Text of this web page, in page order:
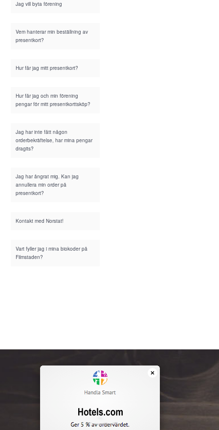
Jag vill byta förening
Vem hanterar min beställning av
presentkort?
Hur får jag mitt presentkort?
Hur får jag och min förening
pengar för mitt presentkorttsköp?
Jag har inte fått någon
orderbekräftelse, har mina pengar
dragits?
Jag har ångrat mig. Kan jag
annullera min order på
presentkort?
Kontakt med Norstat!
Vart fyller jag i mina biokoder på
Filmstaden?